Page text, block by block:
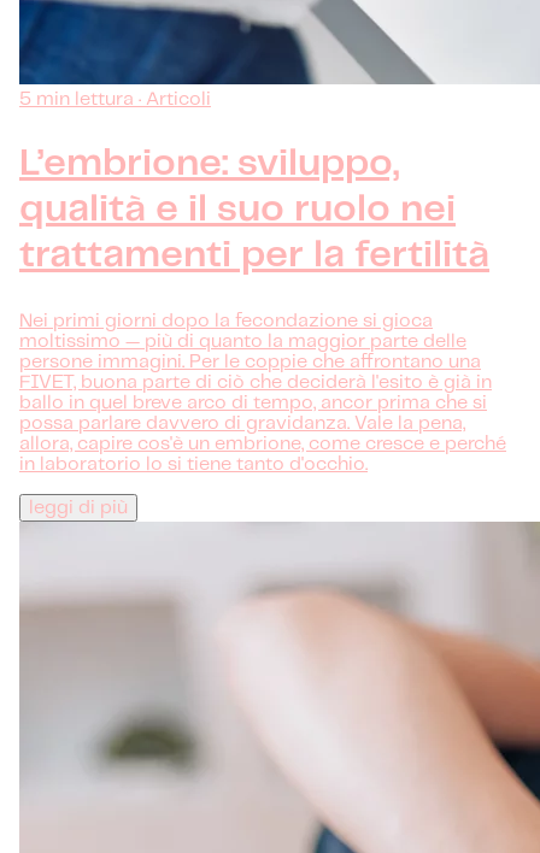
5 min lettura · Articoli
L’embrione: sviluppo,
qualità e il suo ruolo nei
trattamenti per la fertilità
Nei primi giorni dopo la fecondazione si gioca
moltissimo — più di quanto la maggior parte delle
persone immagini. Per le coppie che affrontano una
FIVET, buona parte di ciò che deciderà l'esito è già in
ballo in quel breve arco di tempo, ancor prima che si
possa parlare davvero di gravidanza. Vale la pena,
allora, capire cos'è un embrione, come cresce e perché
in laboratorio lo si tiene tanto d'occhio.
leggi di più